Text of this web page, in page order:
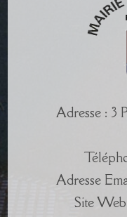
Adresse : 3
Adresse
Site